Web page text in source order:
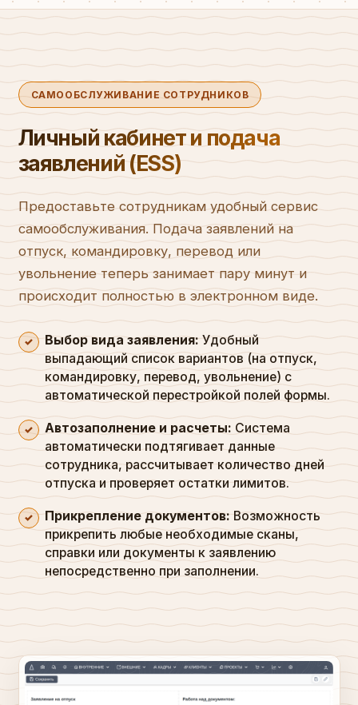
САМООБСЛУЖИВАНИЕ СОТРУДНИКОВ
Личный кабинет и подача
заявлений (ESS)
Предоставьте сотрудникам удобный сервис
самообслуживания. Подача заявлений на
отпуск, командировку, перевод или
увольнение теперь занимает пару минут и
происходит полностью в электронном виде.
Выбор вида заявления:Удобный
выпадающий список вариантов (на отпуск,
командировку, перевод, увольнение) с
автоматической перестройкой полей формы.
Автозаполнение и расчеты: Система
автоматически подтягивает данные
сотрудника, рассчитывает количество дней
отпуска и проверяет остатки лимитов.
Прикрепление документов:Возможность
прикрепить любые необходимые сканы,
справки или документы к заявлению
непосредственно при заполнении.